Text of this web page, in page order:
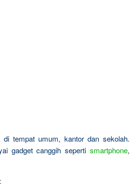
tempat umum, kantor dan sekolah.
gadget canggih seperti smartphone,